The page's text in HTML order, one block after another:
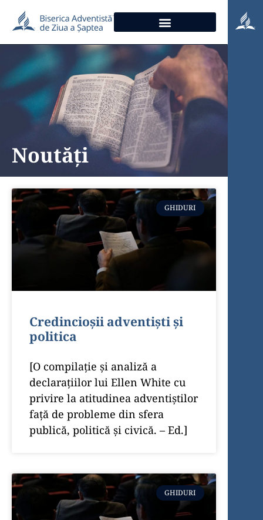
Noutăți
GHIDURI
Credincioșii adventiști și
politica
[O compilație și analiză a
declarațiilor lui Ellen White cu
privire la atitudinea adventiștilor
față de probleme din sfera
publică, politică și civică. – Ed.]
GHIDURI